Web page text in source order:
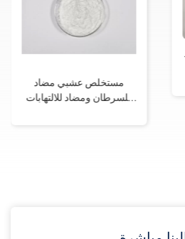
مضاد للأكسدة الفلافونويد